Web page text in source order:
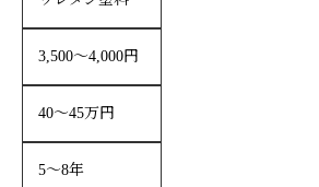
3,500〜4,000円
40〜45万円
5〜8年